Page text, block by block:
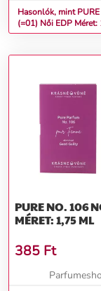
Hasonlók, mint
(=01) Női EDP
PURE NO. 106 NŐI EDP
MÉRET: 1,75 ML
385 Ft